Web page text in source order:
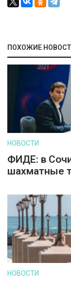
ПОХОЖИЕ
НОВОСТИ
ФИДЕ: в
шахматные
НОВОСТИ